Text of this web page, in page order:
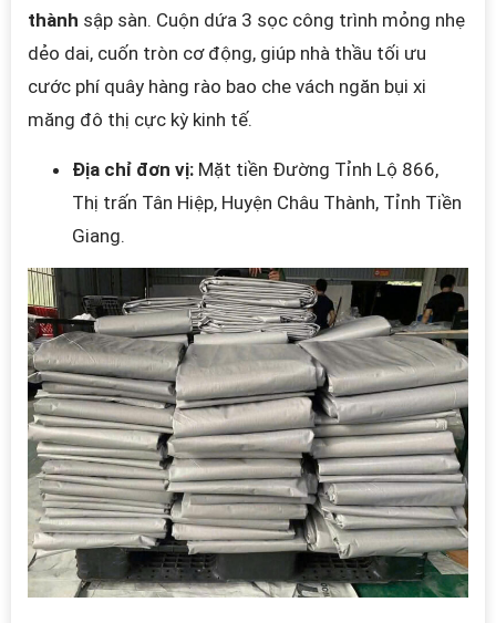
thành sập sàn. Cuộn dứa 3 sọc công trình mỏng nhẹ
dẻo dai, cuốn tròn cơ động, giúp nhà thầu tối ưu
cước phí quây hàng rào bao che vách ngăn bụi xi
măng đô thị cực kỳ kinh tế.
Địa chỉ đơn vị: Mặt tiền Đường Tỉnh Lộ 866,
Thị trấn Tân Hiệp, Huyện Châu Thành, Tỉnh Tiền
Giang.